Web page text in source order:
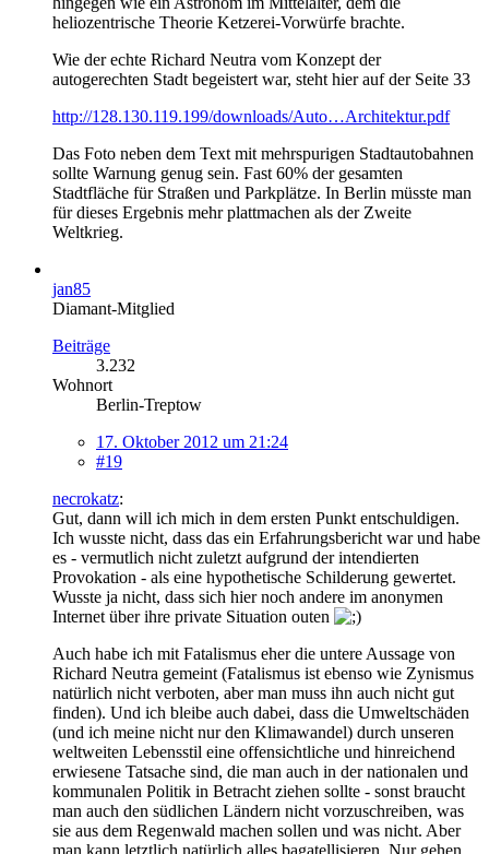
heliozentrische Theorie Ketzerei-Vorwürfe brachte.
Wie der echte Richard Neutra vom Konzept der
autogerechten Stadt begeistert war, steht hier auf der Seite 33
http://128.130.119.199/downloads/Auto…Architektur.pdf
Das Foto neben dem Text mit mehrspurigen Stadtautobahnen
sollte Warnung genug sein. Fast 60% der gesamten
Stadtfläche für Straßen und Parkplätze. In Berlin müsste man
für dieses Ergebnis mehr plattmachen als der Zweite
Weltkrieg.
jan85
Diamant-Mitglied
Beiträge
3.232
Wohnort
Berlin-Treptow
17. Oktober 2012 um 21:24
#19
necrokatz:
Gut, dann will ich mich in dem ersten Punkt entschuldigen.
Ich wusste nicht, dass das ein Erfahrungsbericht war und habe
es - vermutlich nicht zuletzt aufgrund der intendierten
Provokation - als eine hypothetische Schilderung gewertet.
Wusste ja nicht, dass sich hier noch andere im anonymen
Internet über ihre private Situation outen
Auch habe ich mit Fatalismus eher die untere Aussage von
Richard Neutra gemeint (Fatalismus ist ebenso wie Zynismus
natürlich nicht verboten, aber man muss ihn auch nicht gut
finden). Und ich bleibe auch dabei, dass die Umweltschäden
(und ich meine nicht nur den Klimawandel) durch unseren
weltweiten Lebensstil eine offensichtliche und hinreichend
erwiesene Tatsache sind, die man auch in der nationalen und
kommunalen Politik in Betracht ziehen sollte - sonst braucht
man auch den südlichen Ländern nicht vorzuschreiben, was
sie aus dem Regenwald machen sollen und was nicht. Aber